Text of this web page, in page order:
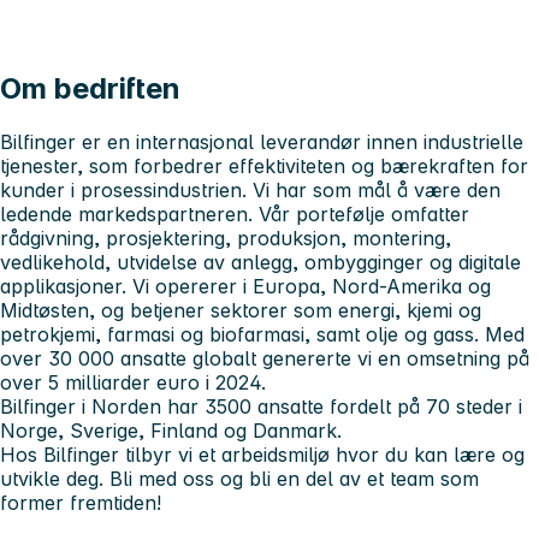
Om bedriften
Bilfinger er en internasjonal leverandør innen industrielle
tjenester, som forbedrer effektiviteten og bærekraften for
kunder i prosessindustrien. Vi har som mål å være den
ledende markedspartneren. Vår portefølje omfatter
rådgivning, prosjektering, produksjon, montering,
vedlikehold, utvidelse av anlegg, ombygginger og digitale
applikasjoner. Vi opererer i Europa, Nord-Amerika og
Midtøsten, og betjener sektorer som energi, kjemi og
petrokjemi, farmasi og biofarmasi, samt olje og gass. Med
over 30 000 ansatte globalt genererte vi en omsetning på
over 5 milliarder euro i 2024.
Bilfinger i Norden har 3500 ansatte fordelt på 70 steder i
Norge, Sverige, Finland og Danmark.
Hos Bilfinger tilbyr vi et arbeidsmiljø hvor du kan lære og
utvikle deg. Bli med oss og bli en del av et team som
former fremtiden!